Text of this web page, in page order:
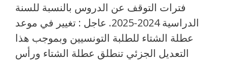
فترات التوقف عن الدروس بالنسبة للسنة
الدراسية 2024-2025. عاجل : تغيير في موعد
عطلة الشتاء للطلبة التونسيين وبموجب هذا
التعديل الجزئي تنطلق عطلة الشتاء ورأس